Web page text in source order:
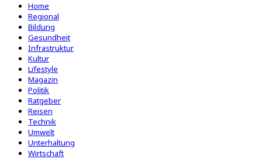
Home
Regional
Bildung
Gesundheit
Infrastruktur
Kultur
Lifestyle
Magazin
Politik
Ratgeber
Reisen
Technik
Umwelt
Unterhaltung
Wirtschaft